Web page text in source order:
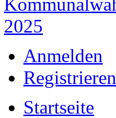
Anmelden
Registrieren
Startseite